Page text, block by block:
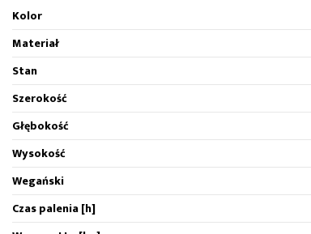
Kolor
Materiał
Stan
Szerokość
Głębokość
Wysokość
Wegański
Czas palenia [h]